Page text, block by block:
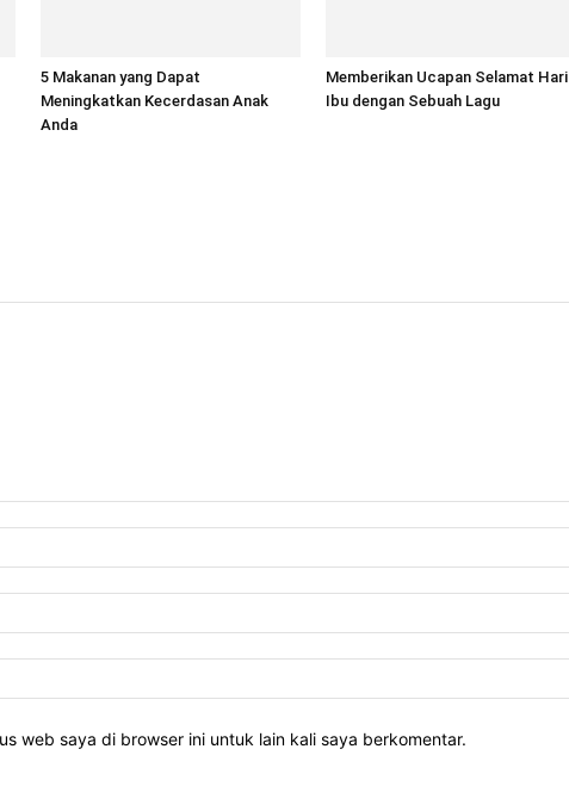
5 Makanan yang Dapat
Meningkatkan Kecerdasan Anak
Anda
Memberikan Ucapan Selamat Hari
Ibu dengan Sebuah Lagu
web saya di browser ini untuk lain kali saya berkomentar.